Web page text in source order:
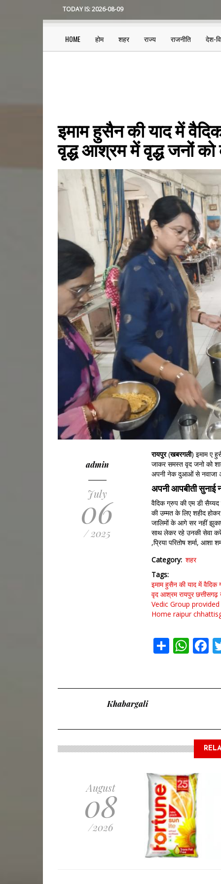
TODAY IS:2026-08-09
Main
HOME होम शहर राज्य राजनीति देश-
इमाम हुसैन की याद में
वृद्ध आश्रम में वृद्ध जनों को
admin
July
06
/ 2025
रायपुर(खबरगली) इमाम ए
जाकर समस्त वृद जनो को
अपनी नेक दुआओं से नवाजा
अपनी आपबीती
वैदिक ग्रुप की एम डी
की उम्मत के लिए शहीद
जालिमों के आगे सर नहीं
साथ लेकर रहे उनकी सेवा
,प्रिया परितोष शर्मा, आशा
Category शहर
Tags
इमाम हुसैन की याद में
वृद आश्रम रायपुर छत्तीसगढ़
Vedic Group
Home raipur
Share
Khabargali
August
08
/2026